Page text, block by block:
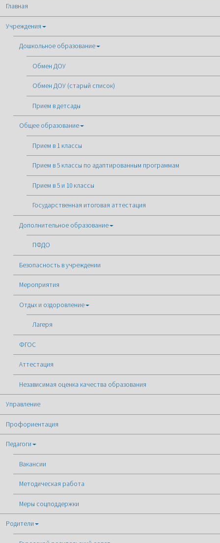
Главная
Учреждения
Дошкольное образование
Обмен ДОУ
Обмен ДОУ (старый список)
Прием в детсады
Общее образование
Прием в 1 классы
Прием в 5 классы по адаптированным программам
Прием в 5 и 10 классы
Государственная итоговая аттестация
Дополнительное образование
ПФДО
Безопасность в учреждении
Мероприятия
Отдых и оздоровление
Лагеря
ФГОС
Аттестация
Независимая оценка качества образования
Управление
Профориентация
Педагоги
Вакансии
Методическая работа
Меры соцподдержки
Родители